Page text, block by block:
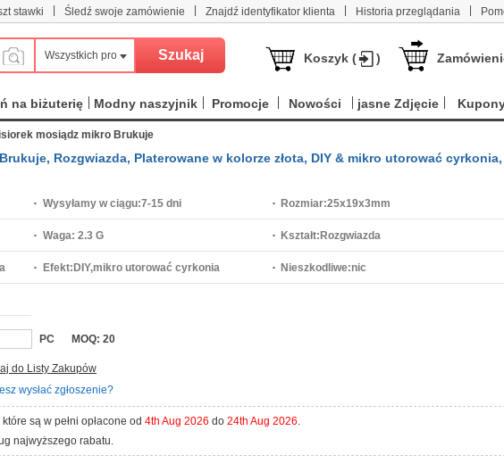
stawki Śledź swoje zamówienie Znajdź identyfikator klienta Historia przeglądania
Wszystkich produktów Koszyk ( )
na biżuterię Modny naszyjnik Promocje Nowości jasne Zdjęcie
mosiądz mikro Brukuje
Rozgwiazda, Platerowane w kolorze złota, DIY & mikro utorować cyrkonia,
Wysyłamy w ciągu:7-15 dni Rozmiar:25x19x3mm
Waga: 2.3 G Kształt: Rozgwiazda
Efekt: DIY,mikro utorować cyrkonia Nieszkodliwe:nic
PC MOQ: 20
do Listy Zakupów
wysłać zgłoszenie?
są w pełni opłacone od 4th Aug 2026 do 24th Aug 2026.
najwyższego rabatu.